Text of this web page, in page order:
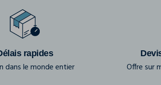
rapides
dans le monde entier Offre sur